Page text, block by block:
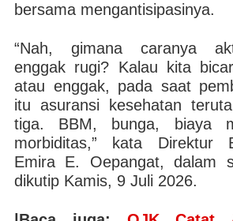
bersama mengantisipasinya.
“Nah, gimana caranya
enggak rugi? Kalau kita
atau enggak, pada saat
itu asuransi kesehatan
tiga. BBM, bunga, biaya
morbiditas,” kata Direktur
Emira E. Oepangat, dalam
dikutip Kamis, 9 Juli 2026.